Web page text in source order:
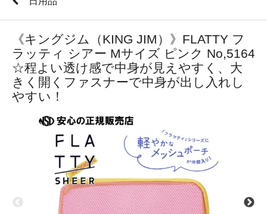
《キングジム（KING JIM）》FLATTY フ
ラッティ シアー Mサイズ ピンク No,5164
☆程よい透け感で中身が見えやすく、大
きく開くファスナーで中身が出し入れし
やすい！